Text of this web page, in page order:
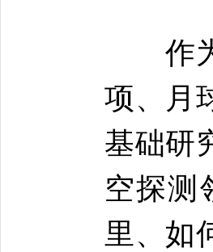
作为
项、月
基础研
空探测
里、如